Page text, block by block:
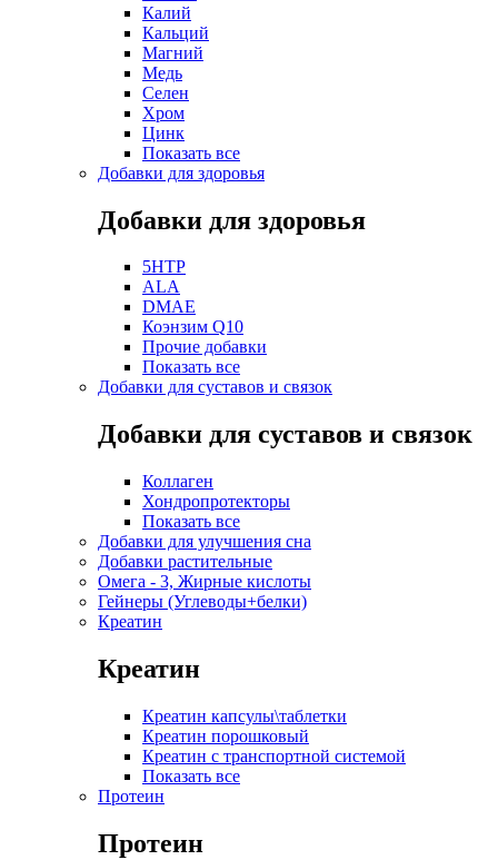
Калий
Кальций
Магний
Медь
Селен
Хром
Цинк
Показать все
Добавки для здоровья
Добавки для здоровья
5HTP
ALA
DMAE
Коэнзим Q10
Прочие добавки
Показать все
Добавки для суставов и связок
Добавки для суставов и связок
Коллаген
Хондропротекторы
Показать все
Добавки для улучшения сна
Добавки растительные
Омега - 3, Жирные кислоты
Гейнеры (Углеводы+белки)
Креатин
Креатин
Креатин капсулы\таблетки
Креатин порошковый
Креатин с транспортной системой
Показать все
Протеин
Протеин